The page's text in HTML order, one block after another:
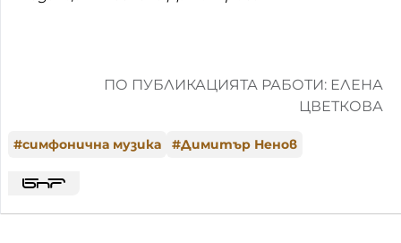
ПО ПУБЛИКАЦИЯТА РАБОТИ: ЕЛЕНА
ЦВЕТКОВА
#симфонична музика #Димитър Ненов